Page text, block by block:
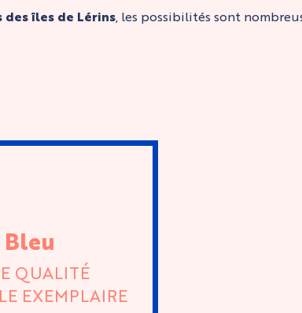
des îles de Lérins , les possibilités sont
QUALITÉ
EXEMPLAIRE